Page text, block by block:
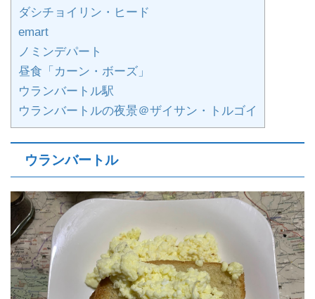
ダシチョイリン・ヒード
emart
ノミンデパート
昼食「カーン・ボーズ」
ウランバートル駅
ウランバートルの夜景＠ザイサン・トルゴイ
ウランバートル